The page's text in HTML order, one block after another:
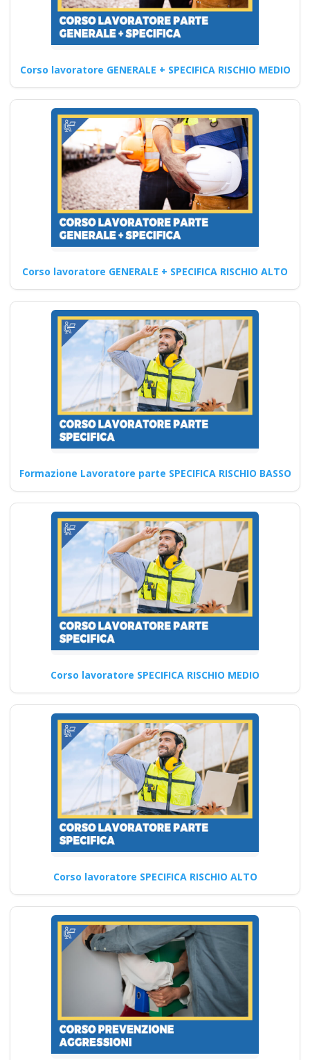
Sicurezza e Salute
sul Lavoro:
Completa per i
Lavoratori
Approfondimenti sul Corso di
Formazione RSPP sul Medio
Rischio: Obiettivi e finalità…
Continua
Corso Datore di
Lavoro Modulo
Aggiuntivo Cantieri
Edili 6 ore La
formazione dei
neoassunti sulla
sicurezza: cosa non
può mancare
Corsi di sicurezza sul lavoro:
iniziativa autonoma per un
Continua
Procedure di
Sicurezza e Controllo
dei Rischi corso
formatore rspp
datore lavoratori
rischio basso medio
alto
Corsi di coaching e mentoring
per la sicurezza sul lavoro:
opportunità formative…
Continua
Corso lavoratore GENERALE + SPECIFICA RISCHIO MEDIO
Corso lavoratore GENERALE + SPECIFICA RISCHIO ALTO
Formazione Lavoratore parte SPECIFICA RISCHIO BASSO
Corso lavoratore SPECIFICA RISCHIO MEDIO
Corso lavoratore SPECIFICA RISCHIO ALTO